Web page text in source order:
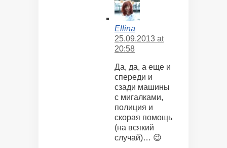
Ellina
25.09.2013 at
20:58
Да, да, а еще и
спереди и
сзади машины
с мигалками,
полиция и
скорая помощь
(на всякий
случай)… 😉